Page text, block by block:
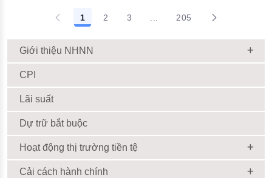
1 2 3 ... 205
Giới thiệu NHNN
CPI
Lãi suất
Dự trữ bắt buộc
Hoạt động thị trường tiền tệ
Cải cách hành chính